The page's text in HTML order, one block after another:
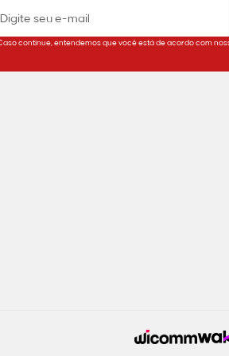
continue, entendemos que você está de acordo com